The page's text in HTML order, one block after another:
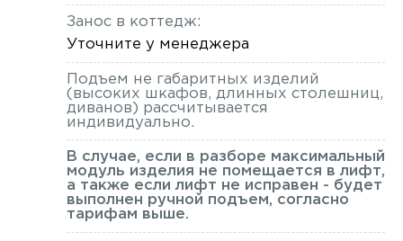
Занос в коттедж:
Уточните у менеджера
Подъем не габаритных изделий
(высоких шкафов, длинных столешниц,
диванов) рассчитывается
индивидуально.
В случае, если в разборе максимальный
модуль изделия не помещается в лифт,
а также если лифт не исправен - будет
выполнен ручной подъем, согласно
тарифам выше.